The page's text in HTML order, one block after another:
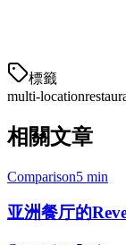
標籤
multi-location
相關文章
Comparison5 min
亚洲餐厅的